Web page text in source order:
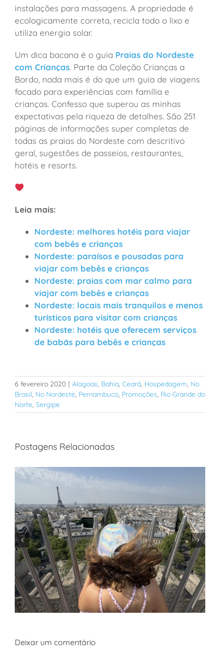
instalações para massagens. A propriedade é
ecologicamente correta, recicla todo o lixo e
utiliza energia solar.
Um dica bacana é o guia Praias do Nordeste
com Crianças. Parte da Coleção Crianças a
Bordo, nada mais é do que um guia de viagens
focado para experiências com família e
crianças. Confesso que superou as minhas
expectativas pela riqueza de detalhes. São 251
páginas de informações super completas de
todas as praias do Nordeste com descritivo
geral, sugestões de passeios, restaurantes,
hotéis e resorts.
Leia mais:
Nordeste: melhores hotéis para viajar
com bebês e crianças
Nordeste: paraísos e pousadas para
viajar com bebês e crianças
Nordeste: praias com mar calmo para
viajar com bebês e crianças
Nordeste: locais mais tranquilos e menos
turísticos para visitar com crianças
Nordeste: hotéis que oferecem serviços
de babás para bebês e crianças
6 fevereiro 2020 | Alagoas, Bahia, Ceará, Hospedagem, No
Brasil, No Nordeste, Pernambuco, Promoções, Rio Grande do
Norte, Sergipe
Postagens Relacionadas
Deixar um comentário